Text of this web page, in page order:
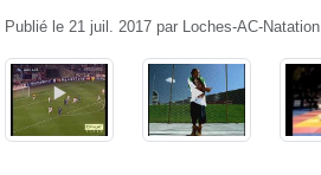
Publié le 21 juil. 2017 par Loches-AC-Natation